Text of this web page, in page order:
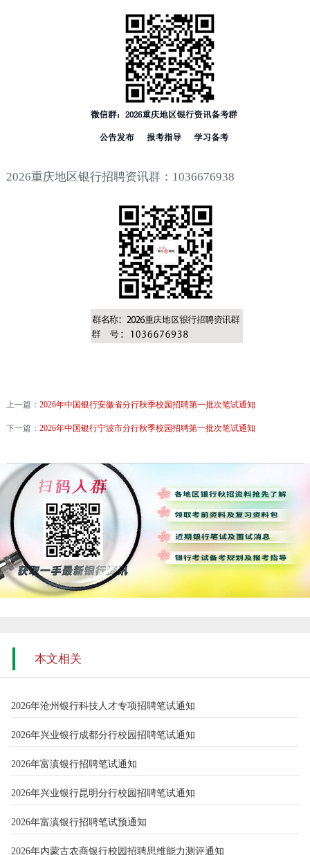
2026重庆地区银行招聘资讯群：1036676938
上一篇： 2026年中国银行安徽省分行秋季校园招聘第一批次笔试通知
下一篇： 2026年中国银行宁波市分行秋季校园招聘第一批次笔试通知
本文相关
2026年沧州银行科技人才专项招聘笔试通知
2026年兴业银行成都分行校园招聘笔试通知
2026年富滇银行招聘笔试通知
2026年兴业银行昆明分行校园招聘笔试通知
2026年富滇银行招聘笔试预通知
2026年内蒙古农商银行校园招聘思维能力测评通知